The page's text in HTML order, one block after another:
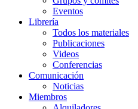
Eventos
Librería
Todos los materiales
Publicaciones
Videos
Conferencias
Comunicación
Noticias
Miembros